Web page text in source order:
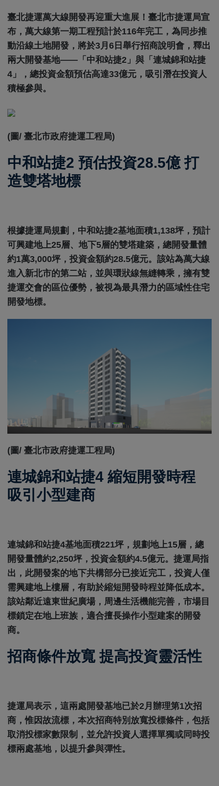
臺北捷運萬大線開發再迎重大進展！臺北市捷運局宣
布，萬大線第一期工程預計於116年完工，為同步推
動沿線土地開發，將於3月6日舉行招商說明會，釋出
兩大開發基地——「中和站捷2」與「連城錦和站捷
4」，總投資金額預估高達33億元，吸引潛在投資人
積極參與。
(圖/ 臺北市政府捷運工程局)
中和站捷2 預估投資28.5億 打
造雙塔地標
根據捷運局規劃，中和站捷2基地面積1,138坪，預計
可興建地上25層、地下5層的雙塔建築，總開發量體
約1萬3,000坪，投資金額約28.5億元。該站為萬大線
進入新北市的第二站，並與環狀線無縫轉乘，擁有雙
捷運交會的區位優勢，被視為最具潛力的區域性住宅
開發地標。
(圖/ 臺北市政府捷運工程局)
連城錦和站捷4 縮短開發時程
吸引小型建商
連城錦和站捷4基地面積221坪，規劃地上15層，總
開發量體約2,250坪，投資金額約4.5億元。捷運局指
出，此開發案的地下共構部分已接近完工，投資人僅
需興建地上樓層，有助於縮短開發時程並降低成本。
該站鄰近遠東世紀廣場，周邊生活機能完善，市場目
標鎖定在地上班族，適合擅長操作小型建案的開發
商。
招商條件放寬 提高投資靈活性
捷運局表示，這兩處開發基地已於2月辦理第1次招
商，惟因故流標，本次招商特別放寬投標條件，包括
取消投標家數限制，並允許投資人選擇單獨或同時投
標兩處基地，以提升參與彈性。